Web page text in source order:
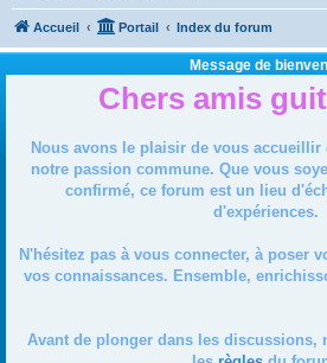
Accueil Portail Index du forum
Message de
Chers amis
Nous avons le plaisir de vous accueillir
notre passion commune. Que vous
confirmé, ce forum est un lieu
d'expériences.
N'hésitez pas à vous connecter, à poser
vos connaissances. Ensemble,
Avant de plonger dans les discussions,